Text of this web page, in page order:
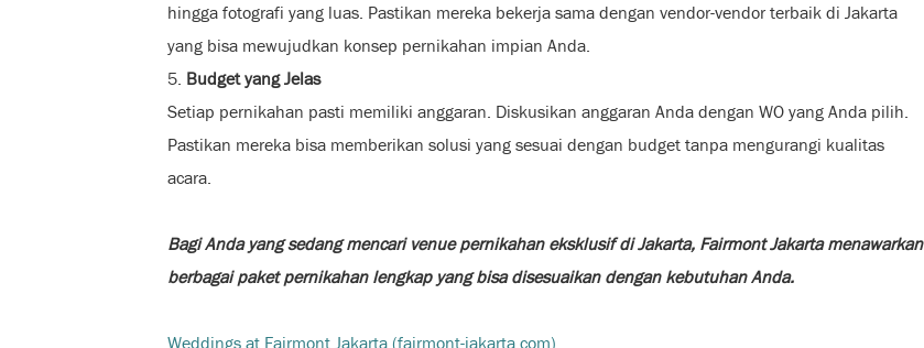
hingga fotografi yang luas. Pastikan mereka bekerja sama dengan vendor-vendor terbaik di Jakarta
yang bisa mewujudkan konsep pernikahan impian Anda.
5. Budget yang Jelas
Setiap pernikahan pasti memiliki anggaran. Diskusikan anggaran Anda dengan WO yang Anda pilih.
Pastikan mereka bisa memberikan solusi yang sesuai dengan budget tanpa mengurangi kualitas
acara.
Bagi Anda yang sedang mencari venue pernikahan eksklusif di Jakarta, Fairmont Jakarta menawarkan
berbagai paket pernikahan lengkap yang bisa disesuaikan dengan kebutuhan Anda.
Weddings at Fairmont Jakarta (fairmont-jakarta.com)